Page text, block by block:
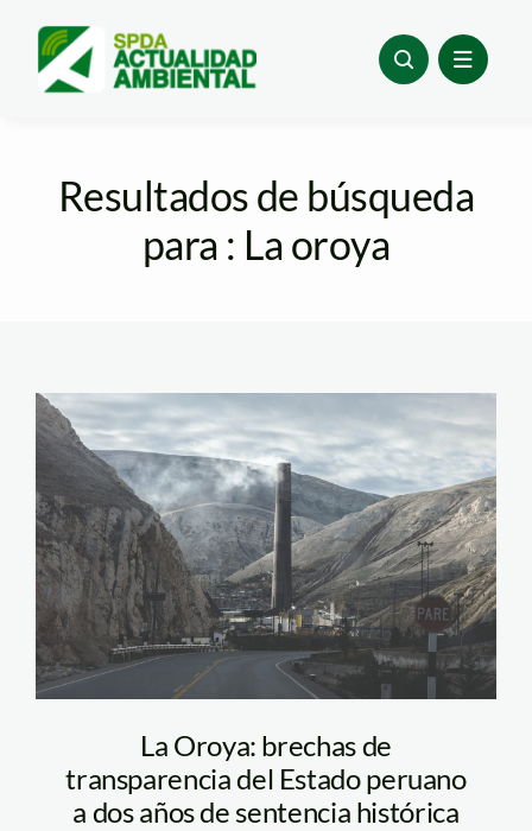
content
Resultados de búsqueda
para : La oroya
la-oroya—
contaminacion—
diego-perez—spda
La Oroya: brechas de
transparencia del Estado peruano
a dos años de sentencia histórica